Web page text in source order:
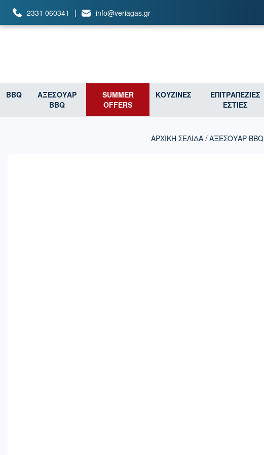
2331 060341 | info@veriagas.gr
BBQ
ΑΞΕΣΟΥΑΡ
BBQ
SUMMER
OFFERS
ΚΟΥΖΙΝΕΣ
ΕΠΙΤΡΑΠΕΖΙΕΣ
ΕΣΤΙΕΣ
ΑΡΧΙΚΉ ΣΕΛΊΔΑ /ΑΞΕΣΟΥΑΡ BBQ